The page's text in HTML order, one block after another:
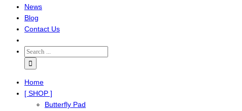
News
Blog
Contact Us
Home
[ SHOP ]
Butterfly Pad